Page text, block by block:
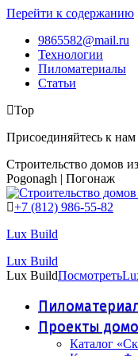
Перейти к содержанию
9865582@mail.ru
Технологии
Пиломатериалы
Статьи
Top
Присоединяйтесь к нам
Строительство домов
Pogonagh | Погонаж
+7 (812) 986-55-82
Lux Build
Lux Build
Lux BuildПосмотреть
Проекты
Каталог